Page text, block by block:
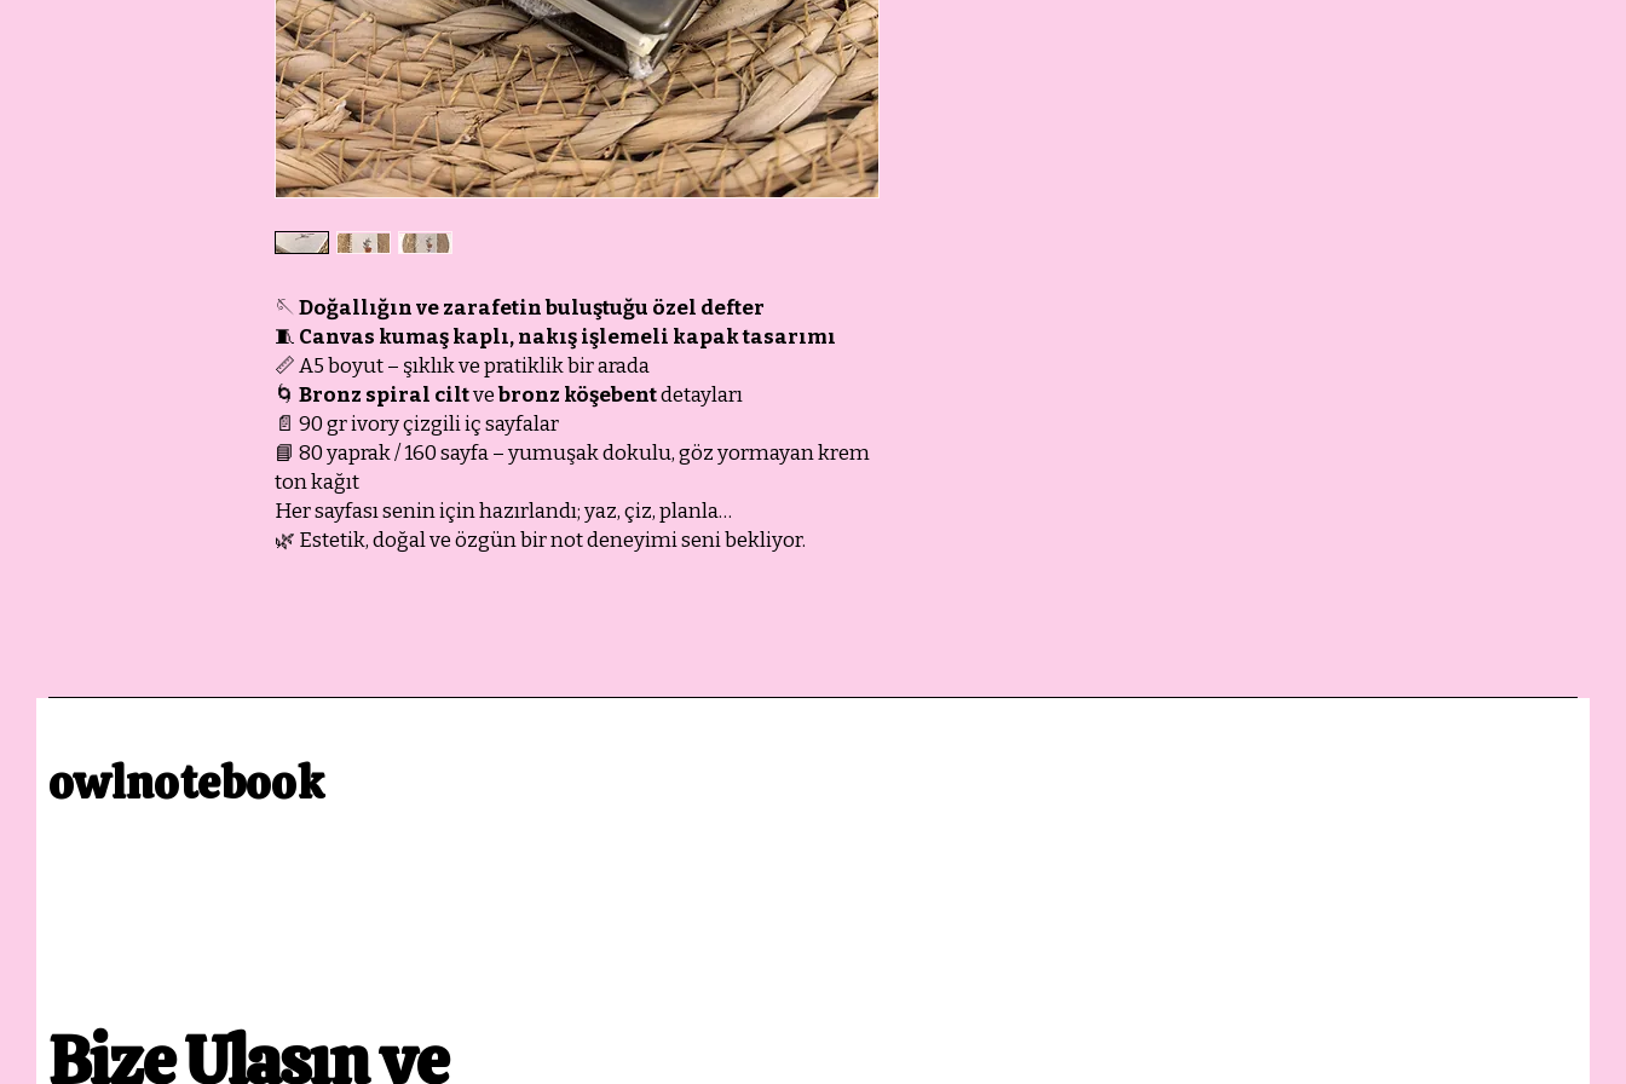
🪡 Doğallığın ve zarafetin buluştuğu özel defter
🧵 Canvas kumaş kaplı, nakış işlemeli kapak tasarımı
📏 A5 boyut – şıklık ve pratiklik bir arada
🌀 Bronz spiral ciltvebronz köşebentdetayları
📄 90 gr ivory çizgili iç sayfalar
📘 80 yaprak / 160 sayfa – yumuşak dokulu, göz yormayan krem
ton kağıt
Her sayfası senin için hazırlandı; yaz, çiz, planla…
🌿 Estetik, doğal ve özgün bir not deneyimi seni bekliyor.
owlnotebook
Bize Ulaşın ve